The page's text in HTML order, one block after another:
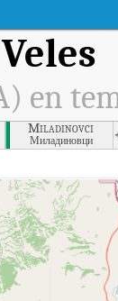
Veles
en
Miladinovci
Миладиновци